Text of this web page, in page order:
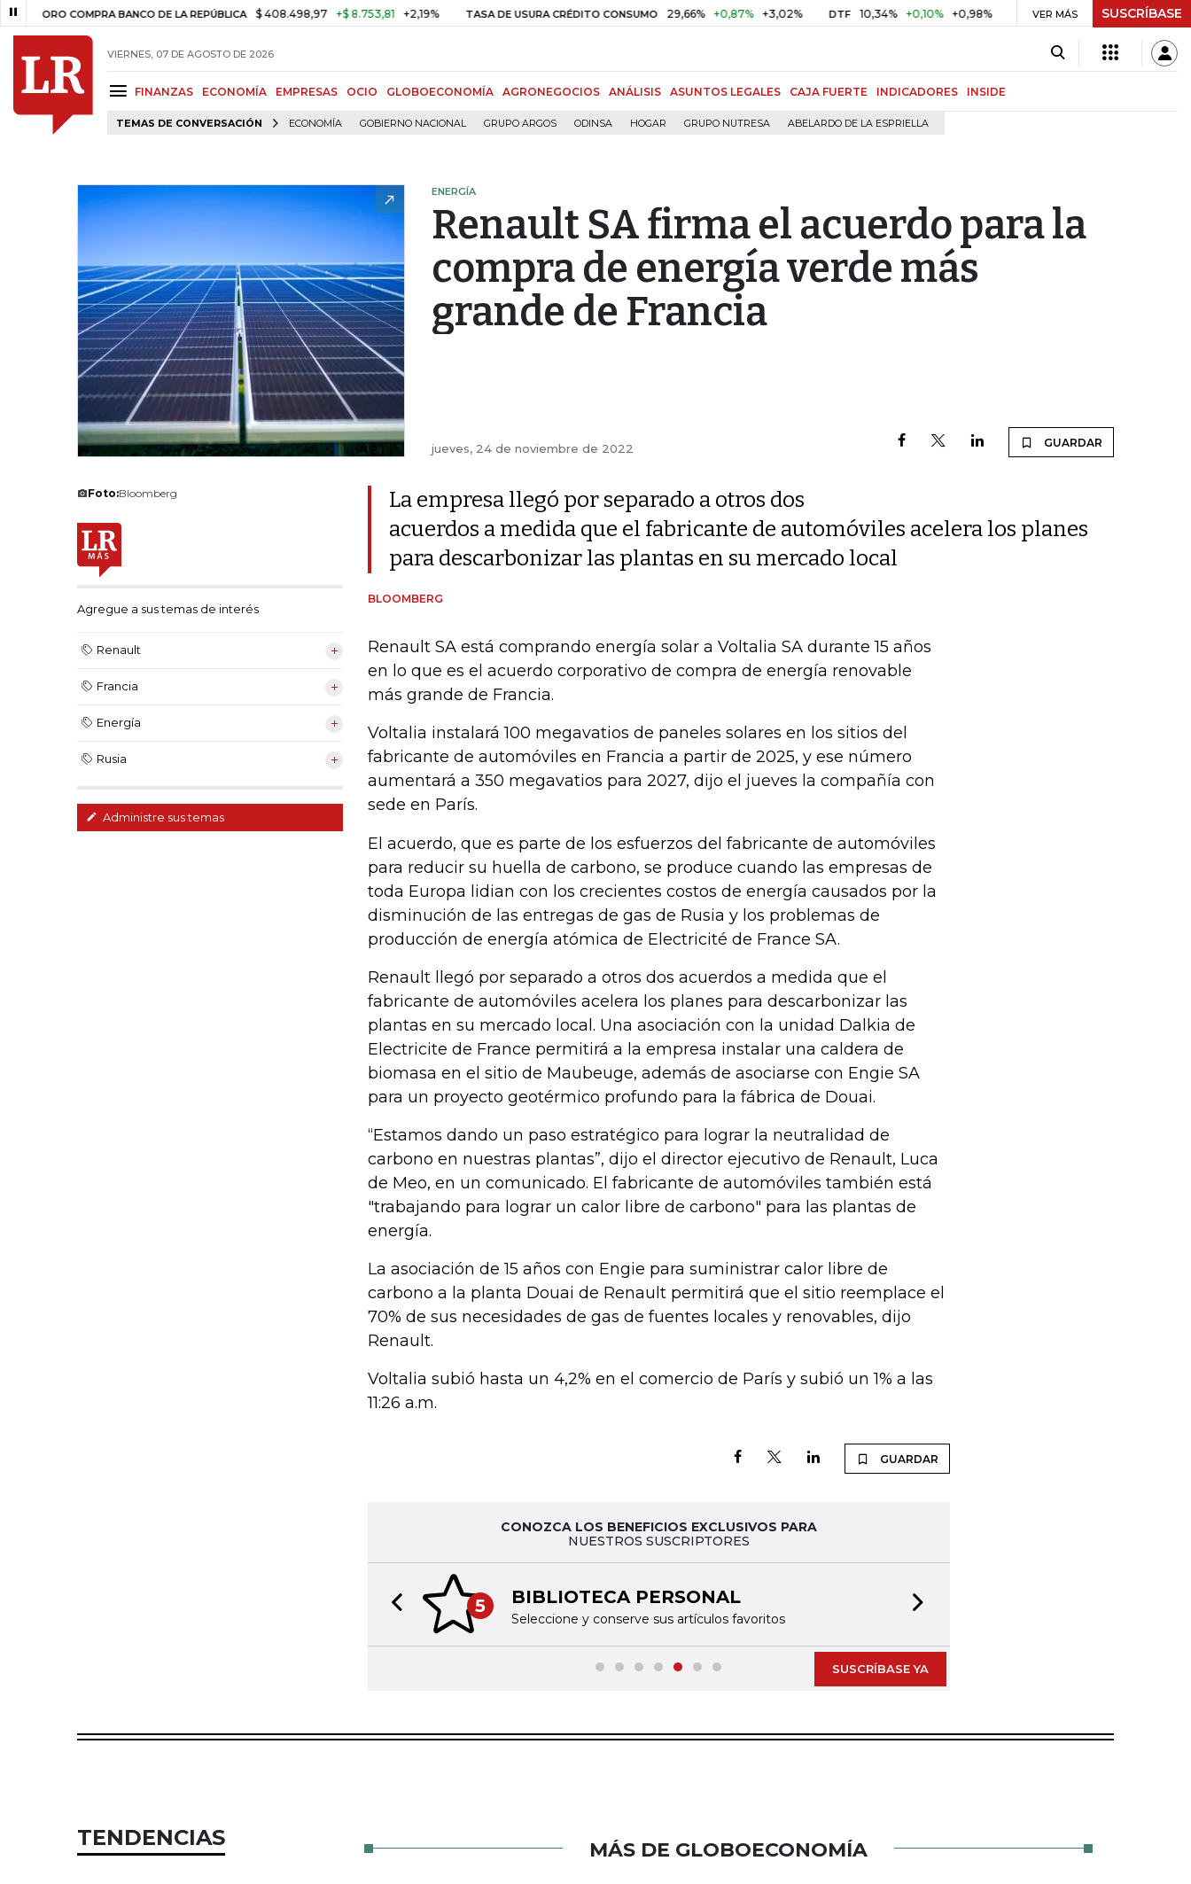
COMPRA BANCO DE LA REPÚBLICA $ 408.498,97 +$ 8.753,81 +2,19% TASA DE USURA CRÉDITO CONSUMO 29,66% +0,87% +3,02% DTF 10,34% +0,10% +0,98% UVR $ 416,91 +$ 0,05 +0,01%
VER MÁS SUSCRÍBASE
VIERNES, 07 DE AGOSTO DE 2026
FINANZAS ECONOMÍA EMPRESAS OCIO GLOBOECONOMÍA AGRONEGOCIOS ANÁLISIS ASUNTOS LEGALES CAJA FUERTE INDICADORES INSIDE
TEMAS DE CONVERSACIÓN ECONOMÍA GOBIERNO NACIONAL GRUPO ARGOS ODINSA HOGAR GRUPO NUTRESA ABELARDO DE LA ESPRIELLA
ENERGÍA
Renault SA firma el acuerdo para la
compra de energía verde más
grande de Francia
jueves, 24 de noviembre de 2022 GUARDAR
Foto:Bloomberg
Agregue a sus temas de interés
Renault
Francia
Energía
Rusia
Administre sus temas
La empresa llegó por separado a otros dos
acuerdos a medida que el fabricante de automóviles acelera los planes
para descarbonizar las plantas en su mercado local
BLOOMBERG
Renault SA está comprando energía solar a Voltalia SA durante 15 años
en lo que es el acuerdo corporativo de compra de energía renovable
más grande de Francia.
Voltalia instalará 100 megavatios de paneles solares en los sitios del
fabricante de automóviles en Francia a partir de 2025, y ese número
aumentará a 350 megavatios para 2027, dijo el jueves la compañía con
sede en París.
El acuerdo, que es parte de los esfuerzos del fabricante de automóviles
para reducir su huella de carbono, se produce cuando las empresas de
toda Europa lidian con los crecientes costos de energía causados ​​​​por la
disminución de las entregas de gas de Rusia y los problemas de
producción de energía atómica de Electricité de France SA.
Renault llegó por separado a otros dos acuerdos a medida que el
fabricante de automóviles acelera los planes para descarbonizar las
plantas en su mercado local. Una asociación con la unidad Dalkia de
Electricite de France permitirá a la empresa instalar una caldera de
biomasa en el sitio de Maubeuge, además de asociarse con Engie SA
para un proyecto geotérmico profundo para la fábrica de Douai.
“Estamos dando un paso estratégico para lograr la neutralidad de
carbono en nuestras plantas”, dijo el director ejecutivo de Renault, Luca
de Meo, en un comunicado. El fabricante de automóviles también está
"trabajando para lograr un calor libre de carbono" para las plantas de
energía.
La asociación de 15 años con Engie para suministrar calor libre de
carbono a la planta Douai de Renault permitirá que el sitio reemplace el
70% de sus necesidades de gas de fuentes locales y renovables, dijo
Renault.
Voltalia subió hasta un 4,2% en el comercio de París y subió un 1% a las
11:26 a.m.
GUARDAR
CONOZCA LOS BENEFICIOS EXCLUSIVOS PARA
NUESTROS SUSCRIPTORES
5 BIBLIOTECA PERSONAL
Seleccione y conserve sus artículos favoritos
Previous slide
SUSCRÍBASE YA
TENDENCIAS MÁS DE GLOBOECONOMÍA